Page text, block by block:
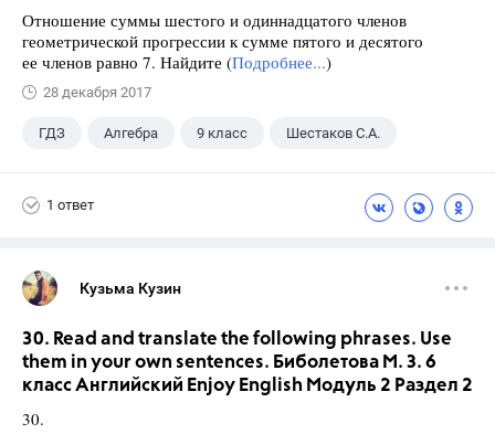
Отношение суммы шестого и одиннадцатого членов
геометрической прогрессии к сумме пятого и десятого
ее членов равно 7. Найдите (Подробнее...)
28 декабря 2017
ГДЗ Алгебра 9 класс Шестаков С.А.
1 ответ
Кузьма Кузин
30. Read and translate the following phrases. Use
them in your own sentences. Биболетова М. З. 6
класс Английский Enjoy English Модуль 2 Раздел 2
30.